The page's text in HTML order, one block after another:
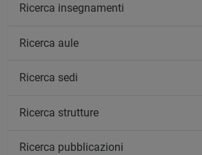
Ricerca insegnamenti
Ricerca aule
Ricerca sedi
Ricerca strutture
Ricerca pubblicazioni